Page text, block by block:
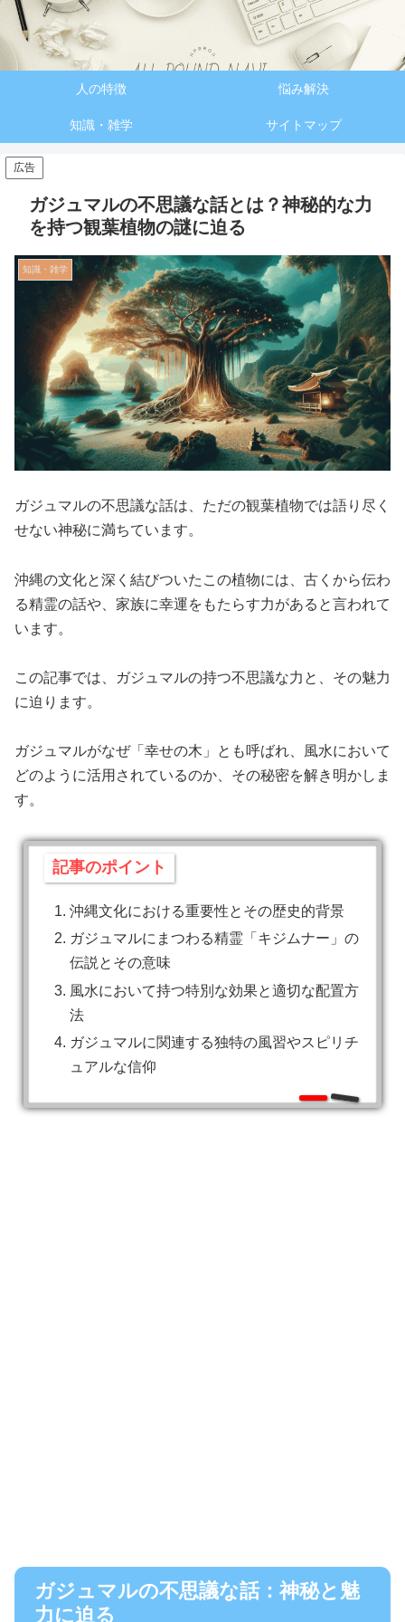
人の特徴 悩み解決
知識・雑学 サイトマップ
広告
ガジュマルの不思議な話とは？神秘的な力
を持つ観葉植物の謎に迫る
知識・雑学
ガジュマルの不思議な話は、ただの観葉植物では語り尽く
せない神秘に満ちています。
沖縄の文化と深く結びついたこの植物には、古くから伝わ
る精霊の話や、家族に幸運をもたらす力があると言われて
います。
この記事では、ガジュマルの持つ不思議な力と、その魅力
に迫ります。
ガジュマルがなぜ「幸せの木」とも呼ばれ、風水において
どのように活用されているのか、その秘密を解き明かしま
す。
記事のポイント
沖縄文化における重要性とその歴史的背景
ガジュマルにまつわる精霊「キジムナー」の
伝説とその意味
風水において持つ特別な効果と適切な配置方
法
ガジュマルに関連する独特の風習やスピリチ
ュアルな信仰
ガジュマルの不思議な話：神秘と魅
力に迫る